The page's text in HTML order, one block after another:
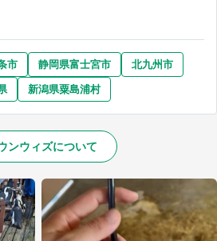
市 静岡県富士宮市
北九州市
新潟県粟島浦村
ンウィズについて